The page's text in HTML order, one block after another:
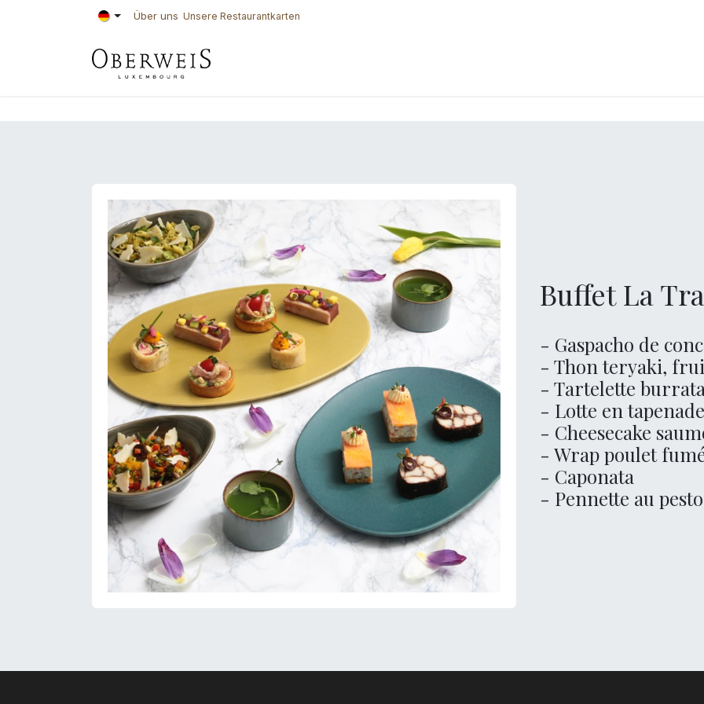
Zum Inhalt springen Über uns Unsere Restaurantkarten
Buffet La
- Gaspacho de
- Thon teryaki,
- Tartelette
- Lotte en tapenade
- Cheesecake
- Wrap poulet
- Caponata
- Pennette au pesto